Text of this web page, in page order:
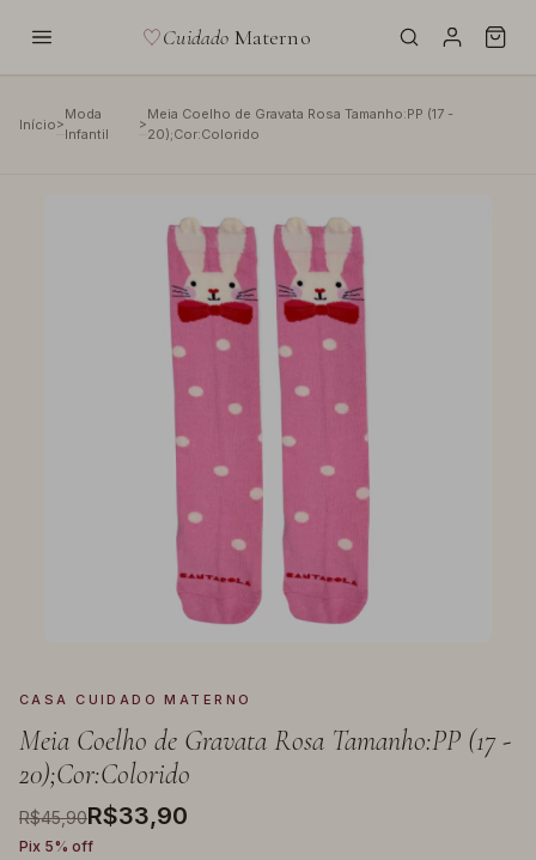
Cuidado Materno
Início>
Moda
Infantil
>
Meia Coelho de Gravata Rosa Tamanho:PP (17 -
20);Cor:Colorido
CASA CUIDADO MATERNO
Meia Coelho de Gravata Rosa Tamanho:PP (17 -
20);Cor:Colorido
R$45,90R$33,90
Pix 5% off